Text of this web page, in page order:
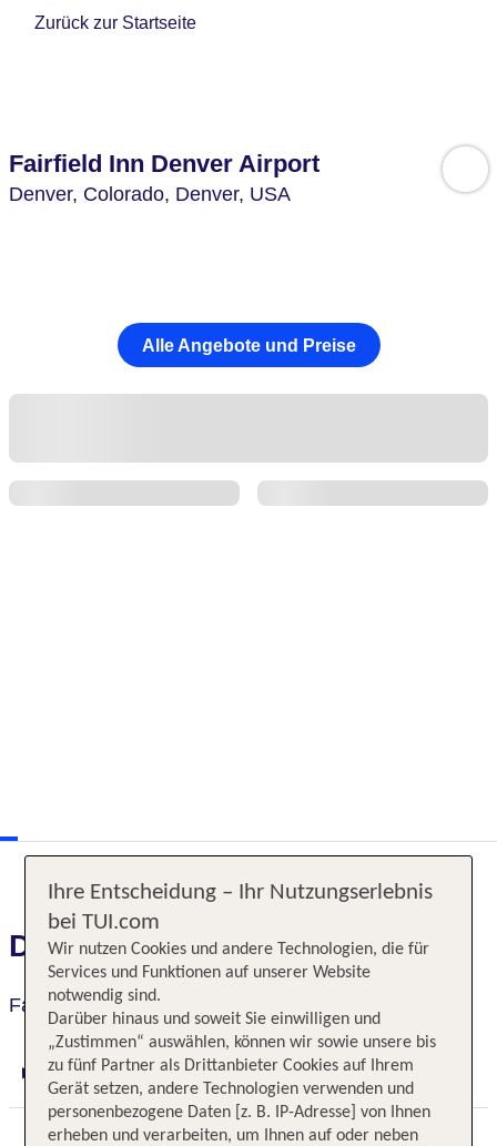
Zurück zur Startseite
Fairfield Inn Denver Airport
Denver, Colorado, Denver, USA
Alle Angebote und Preise
Das erwartet Sie
Fairfield Inn Denver Airport
Digitaler und telefonischer 24/7 TUI Service
Ihre Entscheidung – Ihr Nutzungserlebnis
bei TUI.com
Wir nutzen Cookies und andere Technologien, die für
Services und Funktionen auf unserer Website
notwendig sind.
Darüber hinaus und soweit Sie einwilligen und
„Zustimmen“ auswählen, können wir sowie unsere bis
zu fünf Partner als Drittanbieter Cookies auf Ihrem
Gerät setzen, andere Technologien verwenden und
personenbezogene Daten [z. B. IP-Adresse] von Ihnen
erheben und verarbeiten, um Ihnen auf oder neben